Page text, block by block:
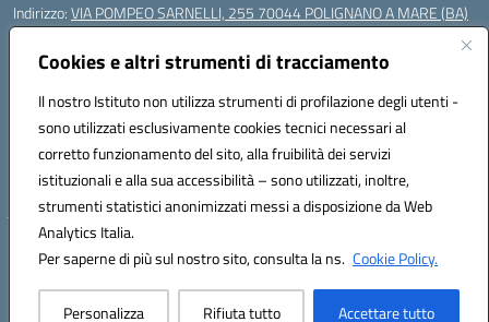
Cookies e altri strumenti di tracciamento
Il nostro Istituto non utilizza strumenti di profilazione degli utenti -
sono utilizzati esclusivamente cookies tecnici necessari al
corretto funzionamento del sito, alla fruibilità dei servizi
istituzionali e alla sua accessibilità – sono utilizzati, inoltre,
strumenti statistici anonimizzati messi a disposizione da Web
Analytics Italia.
Per saperne di più sul nostro sito, consulta la ns. Cookie Policy.
Personalizza Rifiuta tutto Accettare tutto
Indirizzo:VIA POMPEO SARNELLI, 255 70044 POLIGNANO A MARE (BA)
Centralino:
Posta elettronica certificata (PEC):BAIC87200N@pec.istruzione.it
Codice fiscale: 93423350722
Codice meccanografico:BAIC87200N
Codice Indice delle Pubbliche Amministrazioni (IPA): istsc_BAIC87200N
Codice unico di fatturazione (CUF): UF9AKD
Hosting & Powered by 3D Solution S.r.l.
Concept & Design by Designers Italia